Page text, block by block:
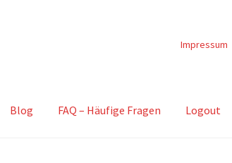
Impressum
Blog FAQ – Häufige Fragen Logout